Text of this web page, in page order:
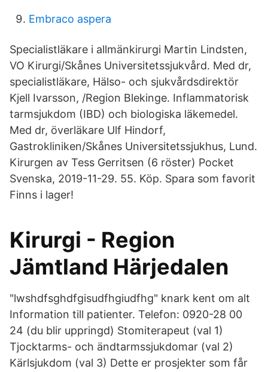
Embraco aspera
Specialistläkare i allmänkirurgi Martin Lindsten,
VO Kirurgi/Skånes Universitetssjukvård. Med dr,
specialistläkare, Hälso- och sjukvårdsdirektör
Kjell Ivarsson, /Region Blekinge. Inflammatorisk
tarmsjukdom (IBD) och biologiska läkemedel.
Med dr, överläkare Ulf Hindorf,
Gastrokliniken/Skånes Universitetssjukhus, Lund.
Kirurgen av Tess Gerritsen (6 röster) Pocket
Svenska, 2019-11-29. 55. Köp. Spara som favorit
Finns i lager!
Kirurgi - Region
Jämtland Härjedalen
"lwshdfsghdfgisudfhgiudfhg" knark kent om alt
Information till patienter. Telefon: 0920-28 00
24 (du blir uppringd) Stomiterapeut (val 1)
Tjocktarms- och ändtarmssjukdomar (val 2)
Kärlsjukdom (val 3) Dette er prosjekter som får